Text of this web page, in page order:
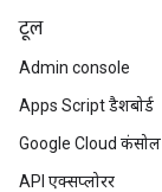
टूल
Admin console
Apps Script डैशबोर्ड
Google Cloud कंसोल
API एक्सप्लोरर